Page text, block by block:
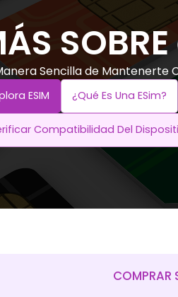
Sencilla de Mantenerte
ESIM ¿Qué Es Una ESim?
Compatibilidad Del
COMPRAR